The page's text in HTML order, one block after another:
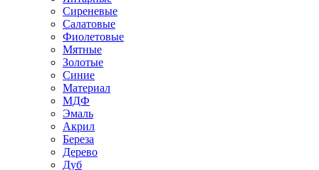
Сиреневые
Салатовые
Фиолетовые
Мятные
Золотые
Синие
Материал
МДФ
Эмаль
Акрил
Береза
Дерево
Дуб